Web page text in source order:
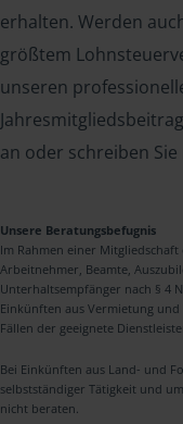
erhalten. Werden
größtem
unseren
an oder schreiben
Unsere Beratungsbefugnis
Im Rahmen einer
Arbeitnehmer, Beamte,
Unterhaltsempfänger nach § 4
Einkünften aus Vermietung
Fällen der geeignete
Bei Einkünften aus Land- und
selbstständiger Tätigkeit und
nicht beraten.